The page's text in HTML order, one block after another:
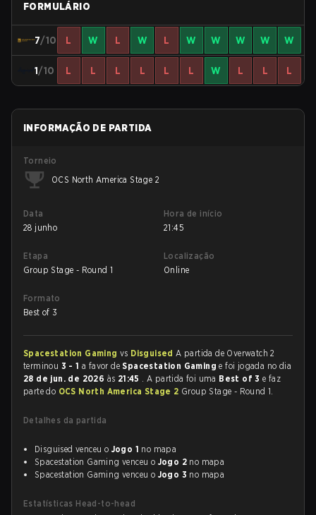
FORMULÁRIO
7/10 L W L W L W W W W W
1/10 L L L L L L W L L L
INFORMAÇÃO DE PARTIDA
Torneio
OCS North America Stage 2
Data
28 junho
Hora de início
21:45
Etapa
Group Stage - Round 1
Localização
Online
Formato
Best of 3
Spacestation Gaming vs DisguisedA partida de Overwatch 2
terminou 3 - 1 a favor deSpacestation Gaminge foi jogada no dia
28 de jun. de 2026 às 21:45 . A partida foi uma Best of 3e faz
parte do OCS North America Stage 2 Group Stage - Round 1.
Detalhes da partida
Disguised venceu o Jogo 1 no mapa
Spacestation Gaming venceu o Jogo 2 no mapa
Spacestation Gaming venceu o Jogo 3 no mapa
Estatísticas Head-to-head